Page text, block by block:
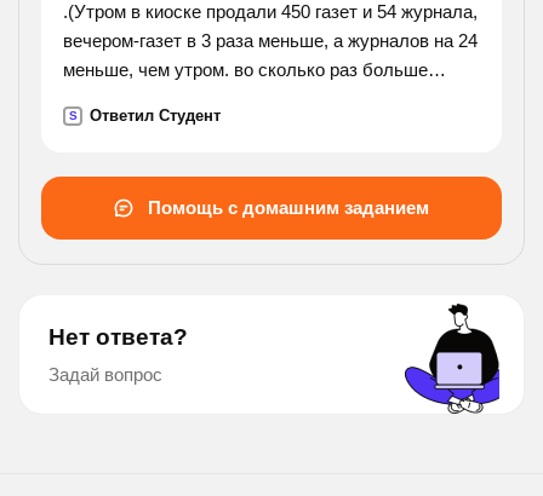
.(Утром в киоске продали 450 газет и 54 журнала,
вечером-газет в 3 раза меньше, а журналов на 24
меньше, чем утром. во сколько раз больше
S Ответил Студент
Помощь с домашним заданием
Нет ответа?
Задай вопрос